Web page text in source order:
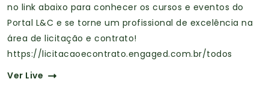
no link abaixo para conhecer os cursos e eventos do
Portal L&C e se torne um profissional de excelência na
área de licitação e contrato!
https://licitacaoecontrato.engaged.com.br/todos
Ver Live